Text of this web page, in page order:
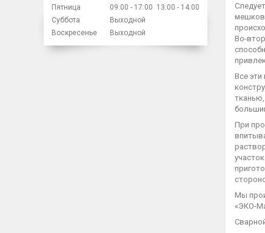
Во-
Все
При
Мы
«ЭКО-
Пятница
09:00 17:00 13:00
14:00
Суббота
Выходной
Воскресенье
Выходной